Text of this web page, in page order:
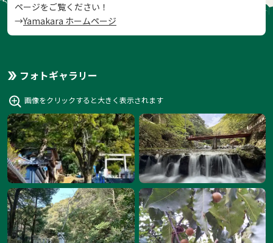
ページをご覧ください！
→Yamakara ホームページ
フォトギャラリー
画像をクリックすると大きく表示されます